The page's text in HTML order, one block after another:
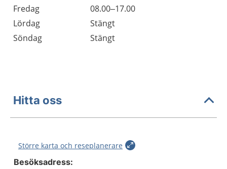
Fredag
08.00–17.00
Lördag
Stängt
Söndag
Stängt
Hitta oss
Större karta och reseplanerare
Besöksadress: